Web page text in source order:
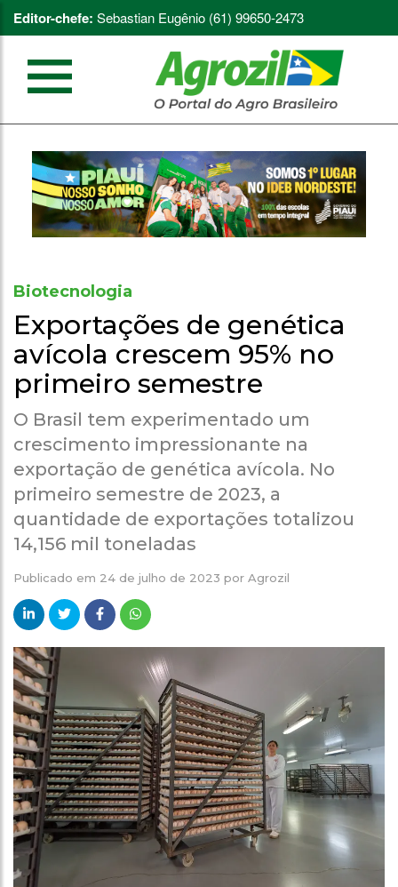
Editor-chefe: Sebastian Eugênio (61) 99650-2473
Biotecnologia
Exportações de genética
avícola crescem 95% no
primeiro semestre
O Brasil tem experimentado um
crescimento impressionante na
exportação de genética avícola. No
primeiro semestre de 2023, a
quantidade de exportações totalizou
14,156 mil toneladas
Publicado em 24 de julho de 2023 por Agrozil